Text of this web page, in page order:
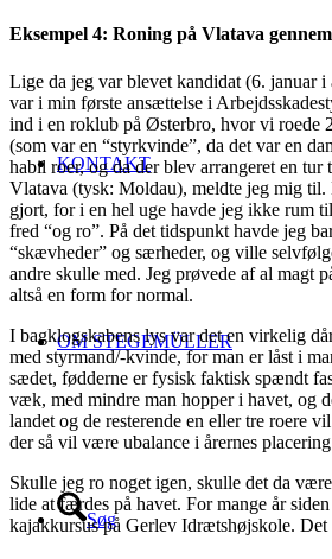
KONTAKT
OM STEGEMÜLLER
Søg
Eksempel 4: Roning på Vlatava
Lige da jeg var blevet kandidat (6. januar i
var i min første ansættelse i
ind i en roklub på Østerbro, hvor vi roede
(som var en “styrkvinde”, da det var en
habil roer, og da der blev arrangeret en tur
Vlatava (tysk: Moldau), meldte jeg mig til.
gjort, for i en hel uge havde jeg ikke rum
fred “og ro”. På det tidspunkt havde jeg
“skævheder” og særheder, og ville
andre skulle med. Jeg prøvede af al magt
altså en form for normal.
I bagklogskabens lys var det en virkelig
med styrmand/-kvinde, for man er låst i
sædet, fødderne er fysisk faktisk spændt
væk, med mindre man hopper i havet, og
landet og de resterende en eller tre roere
der så vil være ubalance i årernes
Skulle jeg ro noget igen, skulle det da
lide at færdes på havet. For mange år
kajakkursus på Gerlev Idrætshøjskole.